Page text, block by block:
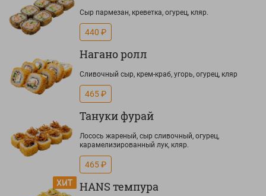
Сыр пармезан, креветка, огурец, кляр.
440 ₽
Нагано ролл
Сливочный сыр, крем-краб, угорь, огурец, кляр
465 ₽
Тануки фурай
Лосось жареный, сыр сливочный, огурец,
карамелизированный лук, кляр.
465 ₽
HANS темпура